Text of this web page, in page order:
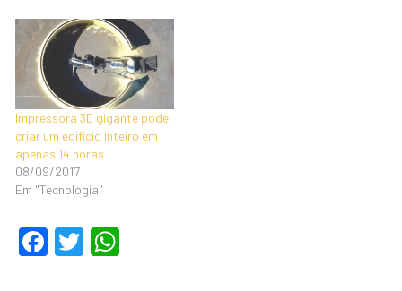
Impressora 3D gigante pode
criar um edifício inteiro em
apenas 14 horas
08/09/2017
Em "Tecnologia"
F
T